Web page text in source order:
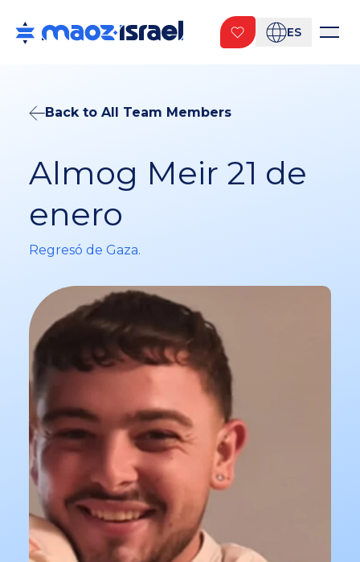
ES
Back to All Team Members
Almog Meir 21 de
enero
Regresó de Gaza.